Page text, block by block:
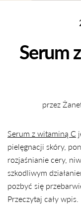
Serum
przez
Serum z witaminą C
pielęgnacji skóry,
rozjaśnianie cery,
szkodliwym
pozbyć się
Przeczytaj cały wpis.